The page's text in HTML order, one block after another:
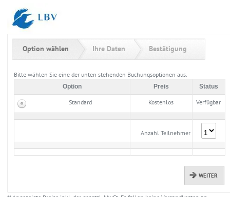
Option wählen Ihre Daten Bestätigung
Bitte wählen Sie eine der unten stehenden Buchungsoptionen aus.
Option Preis Status
Standard Kostenlos Verfügbar
Anzahl Teilnehmer
WEITER